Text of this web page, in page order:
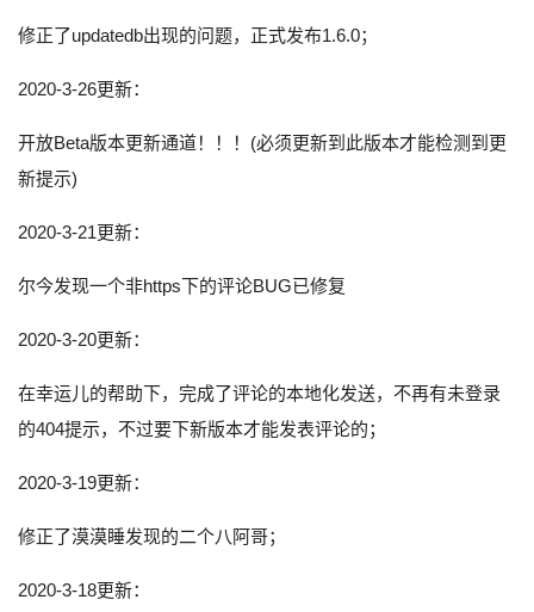
修正了updatedb出现的问题，正式发布1.6.0；
2020-3-26更新：
开放Beta版本更新通道！！！(必须更新到此版本才能检测到更
新提示)
2020-3-21更新：
尔今发现一个非https下的评论BUG已修复
2020-3-20更新：
在幸运儿的帮助下，完成了评论的本地化发送，不再有未登录
的404提示，不过要下新版本才能发表评论的；
2020-3-19更新：
修正了漠漠睡发现的二个八阿哥；
2020-3-18更新：